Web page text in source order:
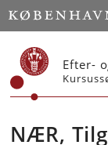
Start
Efter-
NÆR,